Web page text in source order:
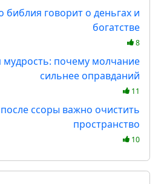
библия говорит о деньгах и
богатстве
8
мудрость: почему молчание
сильнее оправданий
11
ссоры важно очистить
пространство
10